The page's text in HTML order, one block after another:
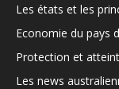
Les états et les
Economie du pays
Protection et
Les news